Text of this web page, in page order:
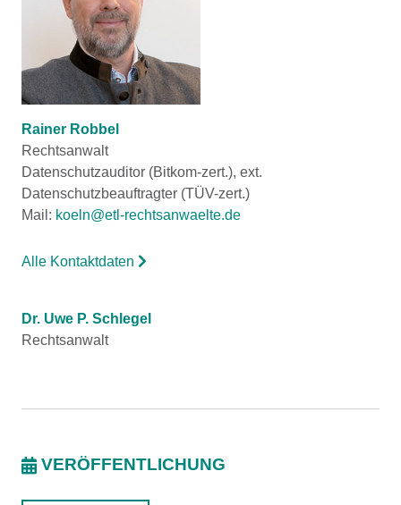
Rainer Robbel
Rechtsanwalt
Datenschutzauditor (Bitkom-zert.), ext.
Datenschutzbeauftragter (TÜV-zert.)
Mail: koeln@etl-rechtsanwaelte.de
Alle Kontaktdaten
Dr. Uwe P. Schlegel
Rechtsanwalt
VERÖFFENTLICHUNG